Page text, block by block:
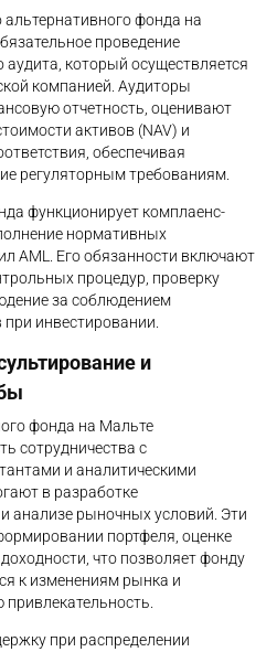
фонда на
проведение
который осуществляется
компанией. Аудиторы
отчетность, оценивают
активов (NAV) и
обеспечивая
регуляторным требованиям.
функционирует комплаенс-
нормативных
AML. Его обязанности включают
процедур, проверку
за соблюдением
инвестировании.
и
фонда на Мальте
сотрудничества с
и аналитическими
в разработке
анализе рыночных условий. Эти
портфеля, оценке
что позволяет фонду
к изменениям рынка и
при распределении